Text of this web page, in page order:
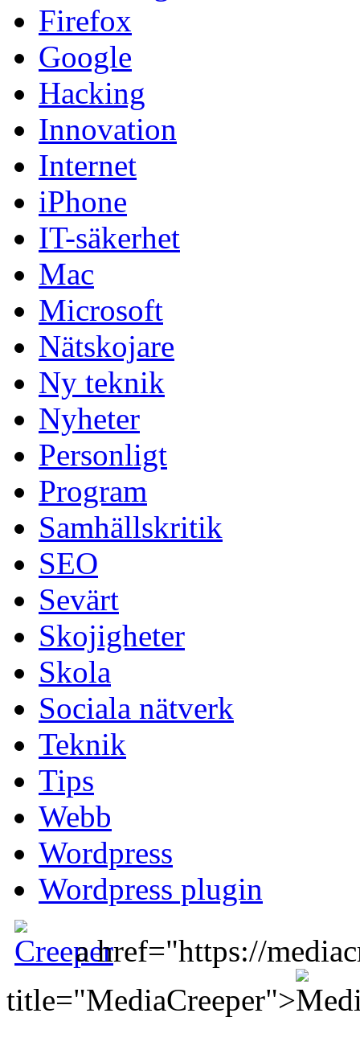
Firefox
Google
Hacking
Innovation
Internet
iPhone
IT-säkerhet
Mac
Microsoft
Nätskojare
Ny teknik
Nyheter
Personligt
Program
Samhällskritik
SEO
Sevärt
Skojigheter
Skola
Sociala nätverk
Teknik
Tips
Webb
Wordpress
Wordpress plugin
a href="https://
title="MediaCreeper">